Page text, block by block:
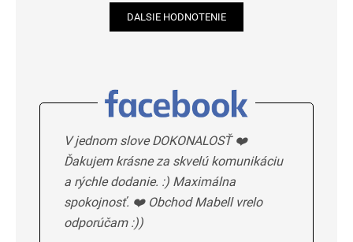
DALSIE HODNOTENIE
V jednom slove DOKONALOSŤ ❤️
Ďakujem krásne za skvelú komunikáciu
a rýchle dodanie. :) Maximálna
spokojnosť. ❤️ Obchod Mabell vrelo
odporúčam :))